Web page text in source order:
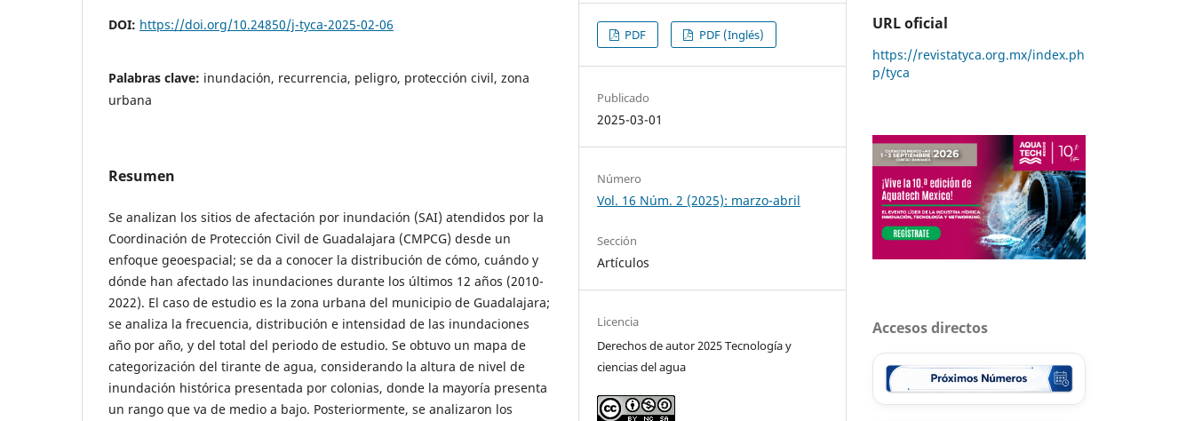
DOI: https://doi.org/10.24850/j-tyca-2025-02-06
Palabras clave: inundación, recurrencia, peligro, protección civil, zona
urbana
Resumen
Se analizan los sitios de afectación por inundación (SAI) atendidos por la
Coordinación de Protección Civil de Guadalajara (CMPCG) desde un
enfoque geoespacial; se da a conocer la distribución de cómo, cuándo y
dónde han afectado las inundaciones durante los últimos 12 años (2010-
2022). El caso de estudio es la zona urbana del municipio de Guadalajara;
se analiza la frecuencia, distribución e intensidad de las inundaciones
año por año, y del total del periodo de estudio. Se obtuvo un mapa de
categorización del tirante de agua, considerando la altura de nivel de
inundación histórica presentada por colonias, donde la mayoría presenta
un rango que va de medio a bajo. Posteriormente, se analizaron los
PDF PDF (Inglés)
Publicado
2025-03-01
Número
Vol. 16 Núm. 2 (2025): marzo-abril
Sección
Artículos
Licencia
Derechos de autor 2025 Tecnología y
ciencias del agua
URL oficial
https://revistatyca.org.mx/index.ph
p/tyca
Accesos directos